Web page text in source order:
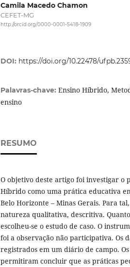
Camila Macedo Chamon
CEFET-MG
http://orcid.org/0000-0001-5418-1909
DOI: https://doi.org/10.22478/
Palavras-chave: Ensino Híbrido,
ensino
RESUMO
O objetivo deste artigo foi investigar o
Híbrido como uma prática educativa
Belo Horizonte – Minas Gerais. Para
natureza qualitativa, descritiva.
escolheu-se o estudo de caso. O
foi a observação não participativa. Os
registrados em um diário de campo.
permitiram concluir que as práticas